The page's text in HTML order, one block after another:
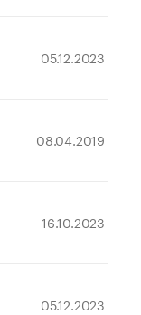
05.12.2023
08.04.2019
16.10.2023
05.12.2023